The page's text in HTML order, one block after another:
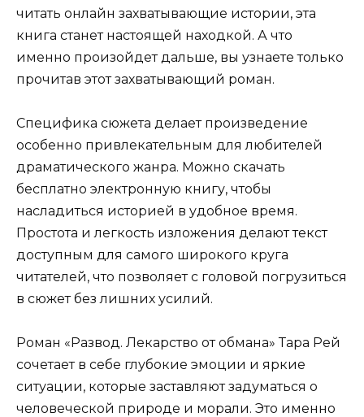
читать онлайн захватывающие истории, эта
книга станет настоящей находкой. А что
именно произойдет дальше, вы узнаете только
прочитав этот захватывающий роман.
Специфика сюжета делает произведение
особенно привлекательным для любителей
драматического жанра. Можно скачать
бесплатно электронную книгу, чтобы
насладиться историей в удобное время.
Простота и легкость изложения делают текст
доступным для самого широкого круга
читателей, что позволяет с головой погрузиться
в сюжет без лишних усилий.
Роман «Развод. Лекарство от обмана» Тара Рей
сочетает в себе глубокие эмоции и яркие
ситуации, которые заставляют задуматься о
человеческой природе и морали. Это именно